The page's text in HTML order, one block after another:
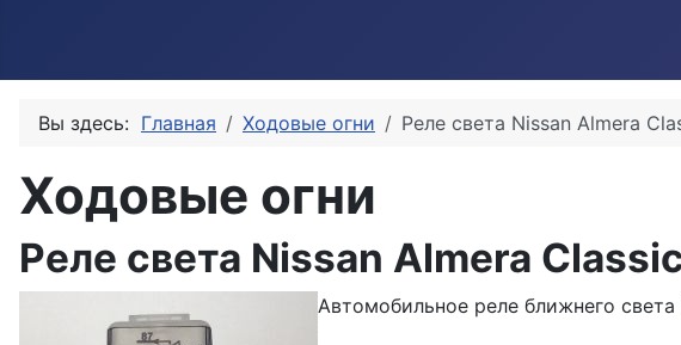
Вы здесь: Главная Ходовые огни Реле света Nissan Almera
Ходовые огни
Реле света Nissan Almera
Автомобильное реле ближнего света